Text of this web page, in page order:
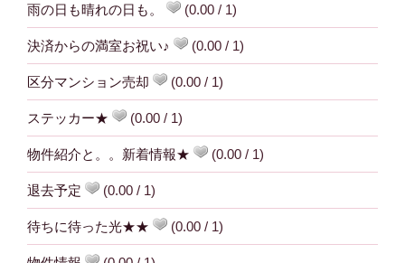
雨の日も晴れの日も。 (0.00 / 1)
決済からの満室お祝い♪ (0.00 / 1)
区分マンション売却 (0.00 / 1)
ステッカー★ (0.00 / 1)
物件紹介と。。新着情報★ (0.00 / 1)
退去予定 (0.00 / 1)
待ちに待った光★★ (0.00 / 1)